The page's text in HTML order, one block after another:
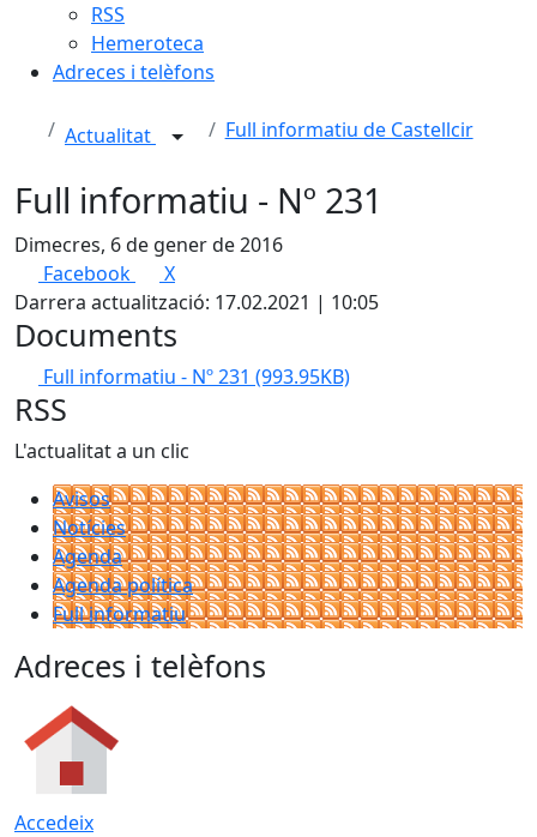
RSS
Hemeroteca
Adreces i telèfons
Actualitat Full informatiu de Castellcir
Full informatiu - Nº 231
Dimecres, 6 de gener de 2016
Facebook
X
Darrera actualització: 17.02.2021 | 10:05
Documents
Full informatiu - Nº 231 (993.95KB)
RSS
L'actualitat a un clic
Avisos
Notícies
Agenda
Agenda política
Full informatiu
Adreces i telèfons
Accedeix